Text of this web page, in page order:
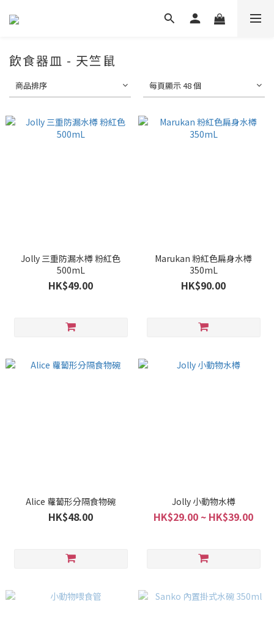
飲食器皿 - 天竺鼠
商品排序 每頁顯示 48 個
Jolly 三重防漏水樽 粉紅色
500mL
HK$49.00
Marukan 粉紅色扁身水樽
350mL
HK$90.00
Alice 蘿蔔形分隔食物碗
HK$48.00
Jolly 小動物水樽
HK$29.00 ~ HK$39.00